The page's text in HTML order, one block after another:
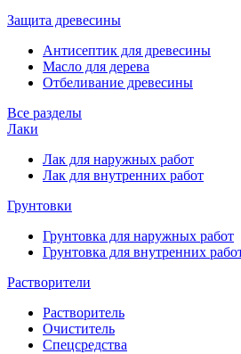
Защита древесины
Антисептик для древесины
Масло для дерева
Отбеливание древесины
Все разделы
Лаки
Лак для наружных работ
Лак для внутренних работ
Грунтовки
Грунтовка для наружных работ
Грунтовка для внутренних
Растворители
Растворитель
Очиститель
Спецсредства